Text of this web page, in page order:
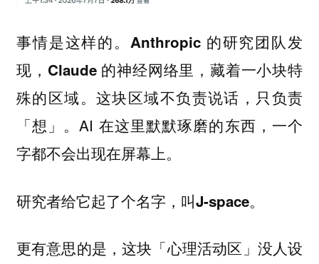
事情是这样的。 Anthropic 的研究团队发
现，Claude 的神经网络里，藏着一小块特
殊的区域。这块区域不负责说话，只负责
「想」。AI 在这里默默琢磨的东西，一个
字都不会出现在屏幕上。
研究者给它起了个名字，叫J-space。
更有意思的是，这块「心理活动区」没人设